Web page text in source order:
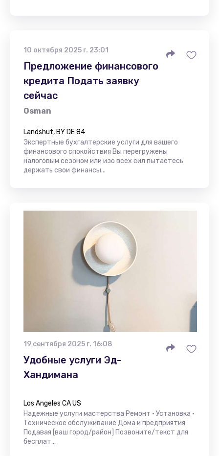
10 октября 2025 г. 23:01
Предложение финансового
кредита Подать заявку
сейчас
Osman
Landshut, BY DE 84
Экспертные бухгалтерские услуги для вашего
финансового спокойствия Вы перегружены
налоговым сезоном или изо всех сил пытаетесь
держать свои финансы...
19 сентября 2025 г. 16:08
Удобные услуги Эд-
Хандимана
Los Angeles CA US
Надежные услуги мастерства Ремонт • Установка •
Техническое обслуживание Дома и предприятия
Подавая [ваш город/район] Позвоните/текст для
бесплат...